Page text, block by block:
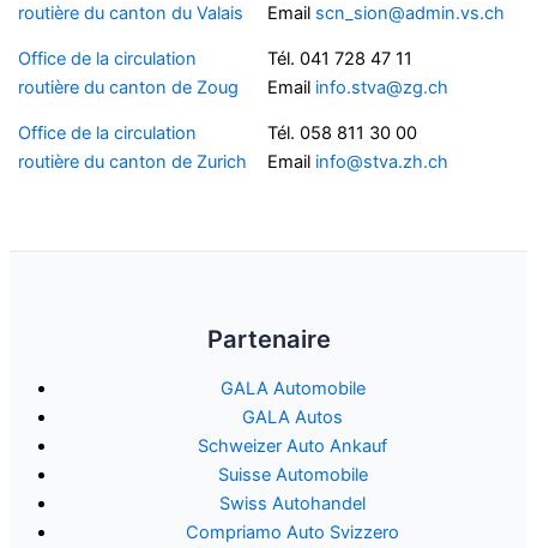
routière du canton du Valais
Email scn_sion@admin.vs.ch
Office de la circulation
routière du canton de Zoug
Tél. 041 728 47 11
Email info.stva@zg.ch
Office de la circulation
routière du canton de Zurich
Tél. 058 811 30 00
Email info@stva.zh.ch
Partenaire
GALA Automobile
GALA Autos
Schweizer Auto Ankauf
Suisse Automobile
Swiss Autohandel
Compriamo Auto Svizzero